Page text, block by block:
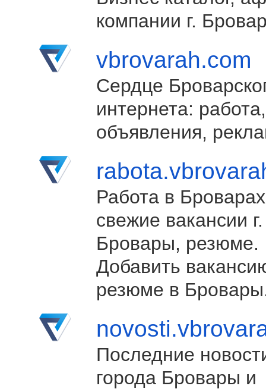
компании г.
vbrovarah.com
Сердце
интернета: работа,
объявления,
Работа в
свежие вакансии г.
Бровары, резюме.
Добавить
резюме в
Последние
города Бровары и